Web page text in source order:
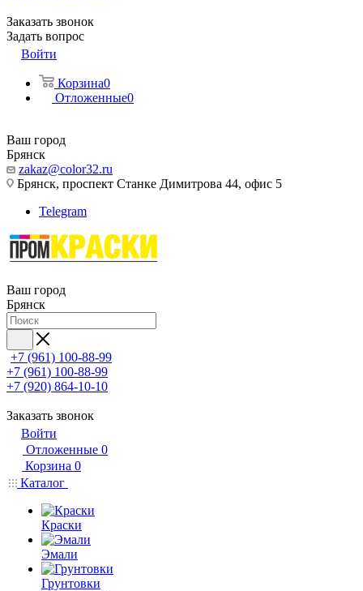
Заказать звонок
Задать вопрос
Войти
Корзина0
Отложенные0
Ваш город
Брянск
zakaz@color32.ru
Брянск, проспект Станке Димитрова 44, офис 5
Telegram
Ваш город
Брянск
+7 (961) 100-88-99
+7 (961) 100-88-99
+7 (920) 864-10-10
Заказать звонок
Войти
Отложенные 0
Корзина 0
Каталог
Краски
Эмали
Грунтовки